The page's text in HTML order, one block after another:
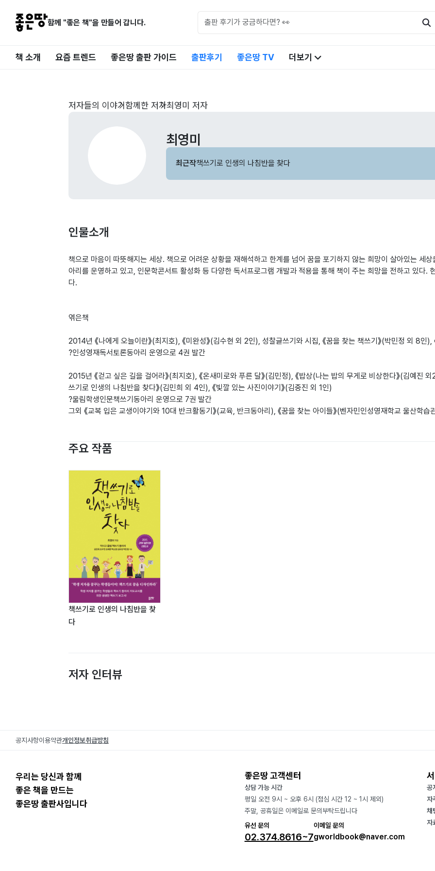
함께 "좋은 책"을 만들어 갑니다.
책 소개 요즘 트렌드 좋은땅 출판 가이드 출판후기 좋은땅 TV 더보기
저자들의 이야기 함께한 저자최영미 저자
최영미
최근작책쓰기로 인생의 나침반을 찾다
인물소개
책으로 마음이 따뜻해지는 세상. 책으로 어려운 상황을 재해석하고 한계를 넘어 꿈을 포기하지 않는 희망이 살아있는 세
아리를 운영하고 있고, 인문학콘서트 활성화 등 다양한 독서프로그램 개발과 적용을 통해 책이 주는 희망을 전하고 있다.
다.
엮은책
2014년 《나에게 오늘이란》(최지호), 《미완성》(김수현 외 2인), 성찰글쓰기와 시집, 《꿈을 찾는 책쓰기》(박민정 외 8인),
?인성영재독서토론동아리 운영으로 4권 발간
2015년 《걷고 싶은 길을 걸어라》(최지호), 《온새미로와 푸른 달》(김민정), 《밥상(나는 밥의 무게로 비상한다》(김예진
쓰기로 인생의 나침반을 찾다》(김민희 외 4인), 《빛깔 있는 사진이야기》(김중진 외 1인)
?울림학생인문책쓰기동아리 운영으로 7권 발간
그외 《교복 입은 교생이야기와 10대 반크활동기》(교육, 반크동아리), 《꿈을 찾는 아이들》(벤자민인성영재학교 울산학습
주요 작품
책쓰기로 인생의 나침반을 찾
다
저자 인터뷰
공지사항이용약관개인정보취급방침
우리는 당신과 함께
좋은 책을 만드는
좋은땅 출판사입니다
좋은땅 고객센터
상담 가능 시간
평일 오전 9시 ~ 오후 6시 (점심 시간 12 ~ 1시 제외)
주말, 공휴일은 이메일로 문의부탁드립니다
유선 문의
02.374.8616~7
이메일 문의
gworldbook@naver.com
공
자
채
자